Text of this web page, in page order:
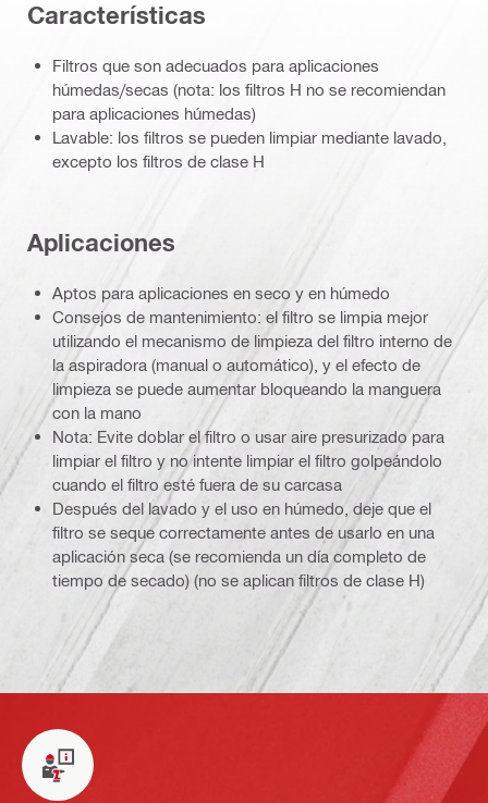
Características
Filtros que son adecuados para aplicaciones
húmedas/secas (nota: los filtros H no se recomiendan
para aplicaciones húmedas)
Lavable: los filtros se pueden limpiar mediante lavado,
excepto los filtros de clase H
Aplicaciones
Aptos para aplicaciones en seco y en húmedo
Consejos de mantenimiento: el filtro se limpia mejor
utilizando el mecanismo de limpieza del filtro interno de
la aspiradora (manual o automático), y el efecto de
limpieza se puede aumentar bloqueando la manguera
con la mano
Nota: Evite doblar el filtro o usar aire presurizado para
limpiar el filtro y no intente limpiar el filtro golpeándolo
cuando el filtro esté fuera de su carcasa
Después del lavado y el uso en húmedo, deje que el
filtro se seque correctamente antes de usarlo en una
aplicación seca (se recomienda un día completo de
tiempo de secado) (no se aplican filtros de clase H)